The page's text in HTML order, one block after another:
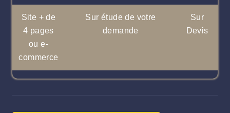
Site + de
4 pages
ou e-
commerce
Sur étude de votre
demande
Sur
Devis